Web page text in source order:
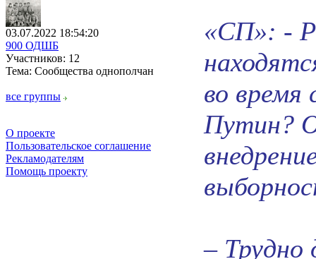
03.07.2022 18:54:20
900 ОДШБ
Участников: 12
Тема: Сообщества однополчан
все группы
О проекте
Пользовательское соглашение
Рекламодателям
Помощь проекту
«СП»: -
во время
Путин?
– Трудно